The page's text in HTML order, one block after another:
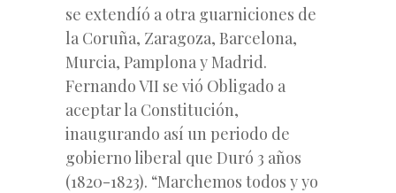
se extendíó a otra guarniciones de
la Coruña, Zaragoza, Barcelona,
Murcia, Pamplona y Madrid.
Fernando VII se vió Obligado a
aceptar la Constitución,
inaugurando así un periodo de
gobierno liberal que Duró 3 años
(1820-1823). “Marchemos todos y yo